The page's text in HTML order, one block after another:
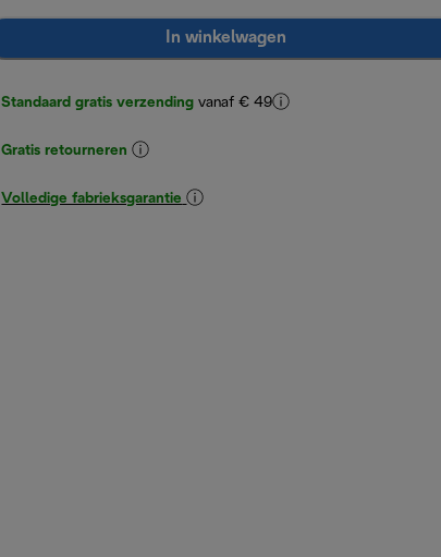
In winkelwagen
Standaard gratis verzending vanaf € 49
Gratis retourneren
Volledige fabrieksgarantie